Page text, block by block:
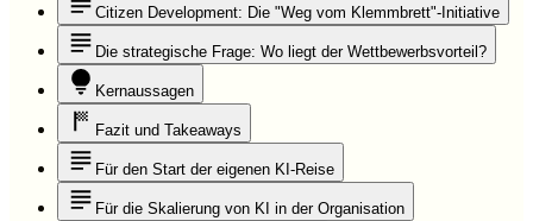
Citizen Development: Die "Weg vom Klemmbrett"-Initiative
Die strategische Frage: Wo liegt der Wettbewerbsvorteil?
Kernaussagen
Fazit und Takeaways
Für den Start der eigenen KI-Reise
Für die Skalierung von KI in der Organisation